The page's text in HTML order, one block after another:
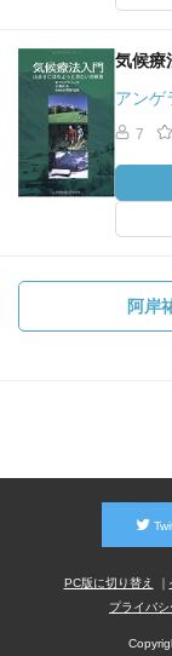
気候療
アンゲ
7
阿岸
PC版に切り替え
プライバ